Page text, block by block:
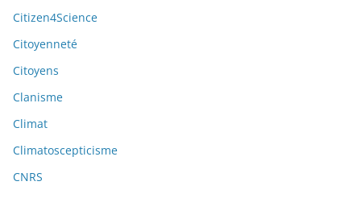
Citizen4Science
Citoyenneté
Citoyens
Clanisme
Climat
Climatoscepticisme
CNRS